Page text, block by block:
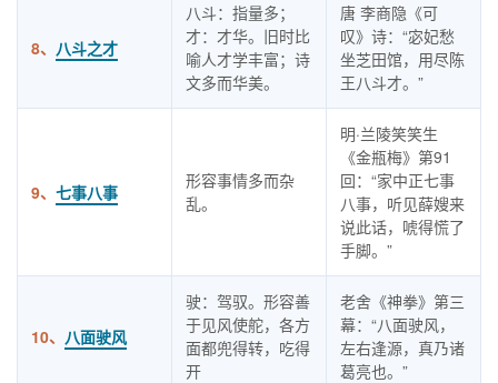
8、 八斗之才
八斗：指量多；
才：才华。旧时比
喻人才学丰富；诗
文多而华美。
唐 李商隐《可
叹》诗：“宓妃愁
坐芝田馆，用尽陈
王八斗才。”
9、 七事八事
形容事情多而杂
乱。
明·兰陵笑笑生
《金瓶梅》第91
回：“家中正七事
八事，听见薛嫂来
说此话，唬得慌了
手脚。”
10、 八面驶风
驶：驾驭。形容善
于见风使舵，各方
面都兜得转，吃得
开
老舍《神拳》第三
幕：“八面驶风，
左右逢源，真乃诸
葛亮也。”